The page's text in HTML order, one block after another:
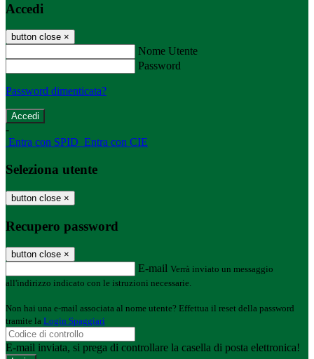
Accedi
button close ×
Nome Utente
Password
Password dimenticata?
-
Entra con SPID Entra con CIE
Seleziona utente
button close ×
Recupero password
button close ×
E-mail Verrà inviato un messaggio
all'indirizzo indicato con le istruzioni necessarie.
Non hai una e-mail associata al nome utente? Effettua il reset della password
tramite la Login Spaggiari
E-mail inviata, si prega di controllare la casella di posta elettronica!